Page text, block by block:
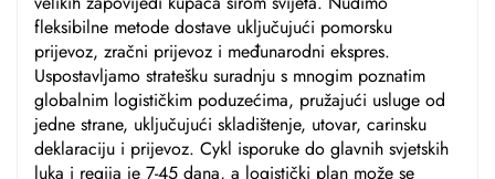
fleksibilne metode dostave uključujući pomorsku
prijevoz, zračni prijevoz i međunarodni ekspres.
Uspostavljamo stratešku suradnju s mnogim poznatim
globalnim logističkim poduzećima, pružajući usluge od
jedne strane, uključujući skladištenje, utovar, carinsku
deklaraciju i prijevoz. Cykl isporuke do glavnih svjetskih
luka i regija je 7-45 dana, a logistički plan može se